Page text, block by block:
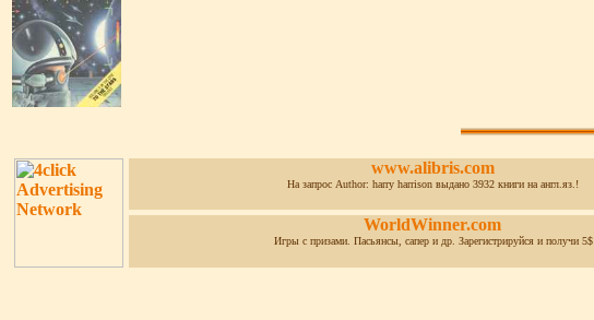
www.alibris.com
На запрос Author: harry harrison выдано 3932 книги на англ.яз.!
WorldWinner.com
Игры с призами. Пасьянсы, сапер и др. Зарегистрируйся и получи 5$